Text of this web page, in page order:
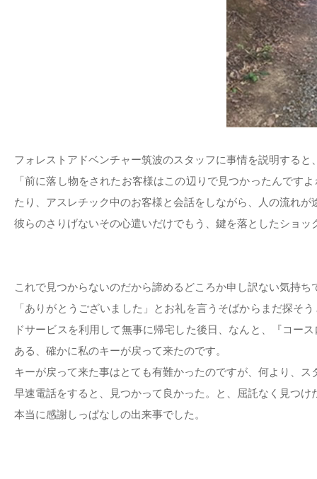
フォレストアドベンチャー筑波のスタッフに事情を説明する
「前に落し物をされたお客様はこの辺りで見つかったんです
たり、アスレチック中のお客様と会話をしながら、人の流れ
彼らのさりげないその心遣いだけでもう、鍵を落としたショッ
これで見つからないのだから諦めるどころか申し訳ない気持ち
「ありがとうございました」とお礼を言うそばからまだ探そ
ドサービスを利用して無事に帰宅した後日、なんと、『コー
ある、確かに私のキーが戻って来たのです。
キーが戻って来た事はとても有難かったのですが、何より、
早速電話をすると、見つかって良かった。と、屈託なく見つ
本当に感謝しっぱなしの出来事でした。